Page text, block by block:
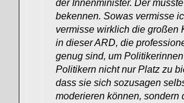
der Innenminister. Der
bekennen. Sowas vermisse
vermisse wirklich die großen
in dieser ARD, die
genug sind, um
Politikern nicht nur Platz zu
dass sie sich sozusagen
moderieren können, sondern